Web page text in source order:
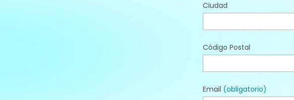
Ciudad
Código Postal
Email (obligatorio)